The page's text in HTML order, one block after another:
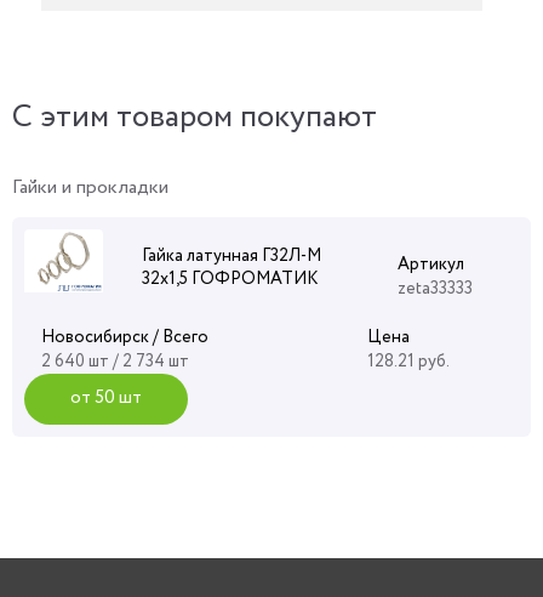
C этим товаром покупают
Гайки и прокладки
Гайка латунная Г32Л-М
32х1,5 ГОФРОМАТИК
Артикул
zeta33333
Новосибирск / Всего
2 640 шт / 2 734 шт
Цена
128.21 руб.
от 50 шт